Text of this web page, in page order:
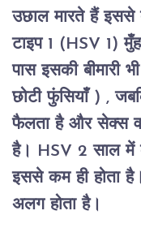
उछाल मारते हैं इससे
टाइप 1 (HSV 1)
पास इसकी बीमारी
छोटी फुंसियाँ ) ,
फैलता है और सेक्स
है। HSV 2 साल में
इससे कम ही होता
अलग होता है।